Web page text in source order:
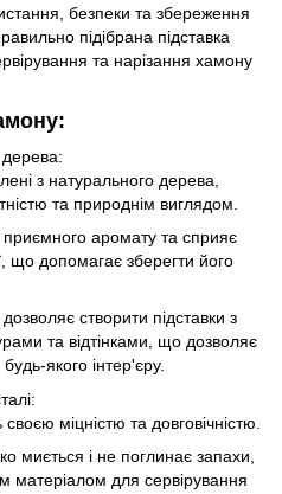
безпеки та збереження
підібрана підставка
та нарізання хамону
дерева:
з натурального дерева,
та природнім виглядом.
аромату та сприяє
що допомагає зберегти його
створити підставки з
та відтінками, що дозволяє
будь-якого інтер'єру.
міцністю та довговічністю.
миється і не поглинає запахи,
матеріалом для сервірування